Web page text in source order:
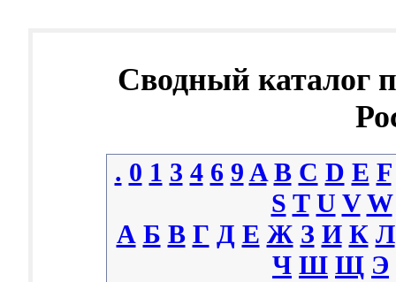
Сводный каталог
. 0 1 3 4 6 9 A B C D E F
S T U V W
А Б В Г Д Е Ж З И К Л
Ч Ш Щ Э